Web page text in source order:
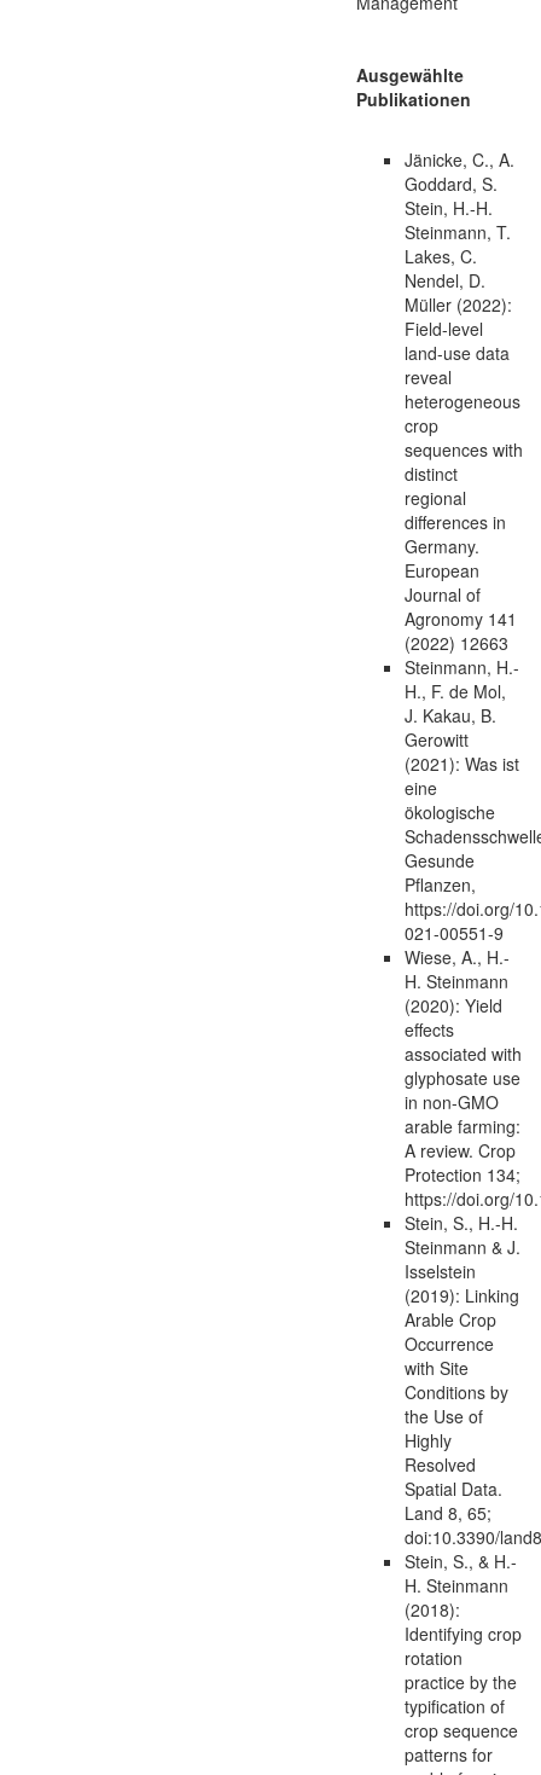
Ausgewählte
Publikationen
Jänicke, C., A.
Goddard, S.
Stein, H.-H.
Steinmann, T.
Lakes, C.
Nendel, D.
Müller (2022):
Field-level
land-use data
reveal
heterogeneous
crop
sequences with
distinct
regional
differences in
Germany.
European
Journal of
Agronomy 141
(2022) 12663
Steinmann, H.-
H., F. de Mol,
J. Kakau, B.
Gerowitt
(2021): Was ist
eine
ökologische
Gesunde
Pflanzen,
https://doi.org/
021-00551-9
Wiese, A., H.-
H. Steinmann
(2020): Yield
effects
associated with
glyphosate use
in non-GMO
arable farming:
A review. Crop
Protection 134;
https://doi.org/
Stein, S., H.-H.
Steinmann & J.
Isselstein
(2019): Linking
Arable Crop
Occurrence
with Site
Conditions by
the Use of
Highly
Resolved
Spatial Data.
Land 8, 65;
doi:10.3390/
Stein, S., & H.-
H. Steinmann
(2018):
Identifying crop
rotation
practice by the
typification of
crop sequence
patterns for